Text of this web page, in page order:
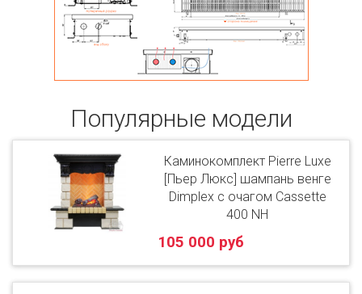
Популярные модели
Каминокомплект Pierre Luxe
[Пьер Люкс] шампань венге
Dimplex с очагом Cassette
400 NH
105 000 руб